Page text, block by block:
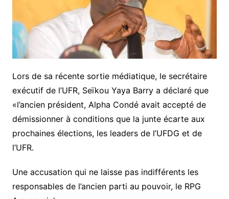
Lors de sa récente sortie médiatique, le secrétaire
exécutif de l’UFR, Seïkou Yaya Barry a déclaré que
«l’ancien président, Alpha Condé avait accepté de
démissionner à conditions que la junte écarte aux
prochaines élections, les leaders de l’UFDG et de
l’UFR.
Une accusation qui ne laisse pas indifférents les
responsables de l’ancien parti au pouvoir, le RPG